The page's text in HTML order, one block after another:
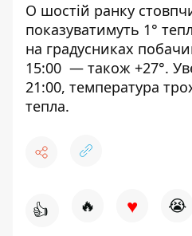
О шостій ранку
показуватимуть 1°
на градусниках
15:00 — також +27°.
21:00, температура
тепла.
👍 🔥 ♥ 😭